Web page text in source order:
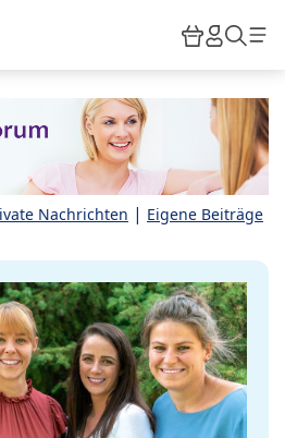
HiPP
Nachrichten | Eigene Beiträge